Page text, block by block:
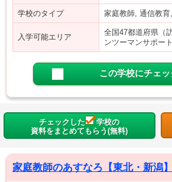
学校のタイプ 家庭教師, 通信教
入学可能エリア
全国47都道府県（
ンツーマンサポート
この学校にチェッ
チェックした
学校の
資料をまとめてもらう(無料)
家庭教師のあすなろ【東北・新潟】